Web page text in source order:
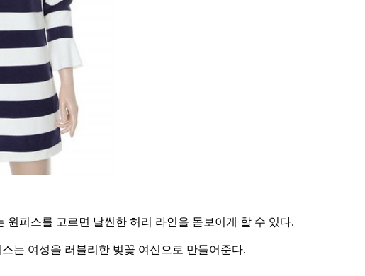
피스를 고르면 날씬한 허리 라인을 돋보이게 할 수 있다.
는 여성을 러블리한 벚꽃 여신으로 만들어준다.